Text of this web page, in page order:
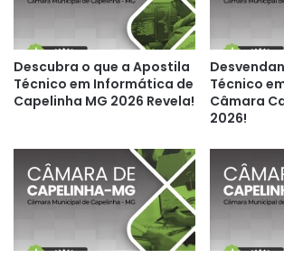
Descubra o que a Apostila
Técnico em Informática de
Capelinha MG 2026 Revela!
Técnico
Câmara
2026!